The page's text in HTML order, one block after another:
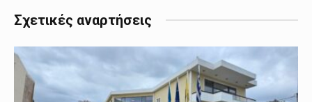
Σχετικές αναρτήσεις